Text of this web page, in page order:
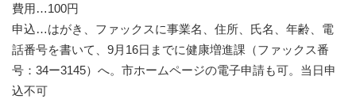
費用…100円
申込…はがき、ファックスに事業名、住所、氏名、年齢、電
話番号を書いて、9月16日までに健康増進課（ファックス番
号：34ー3145）へ。市ホームページの電子申請も可。当日申
込不可